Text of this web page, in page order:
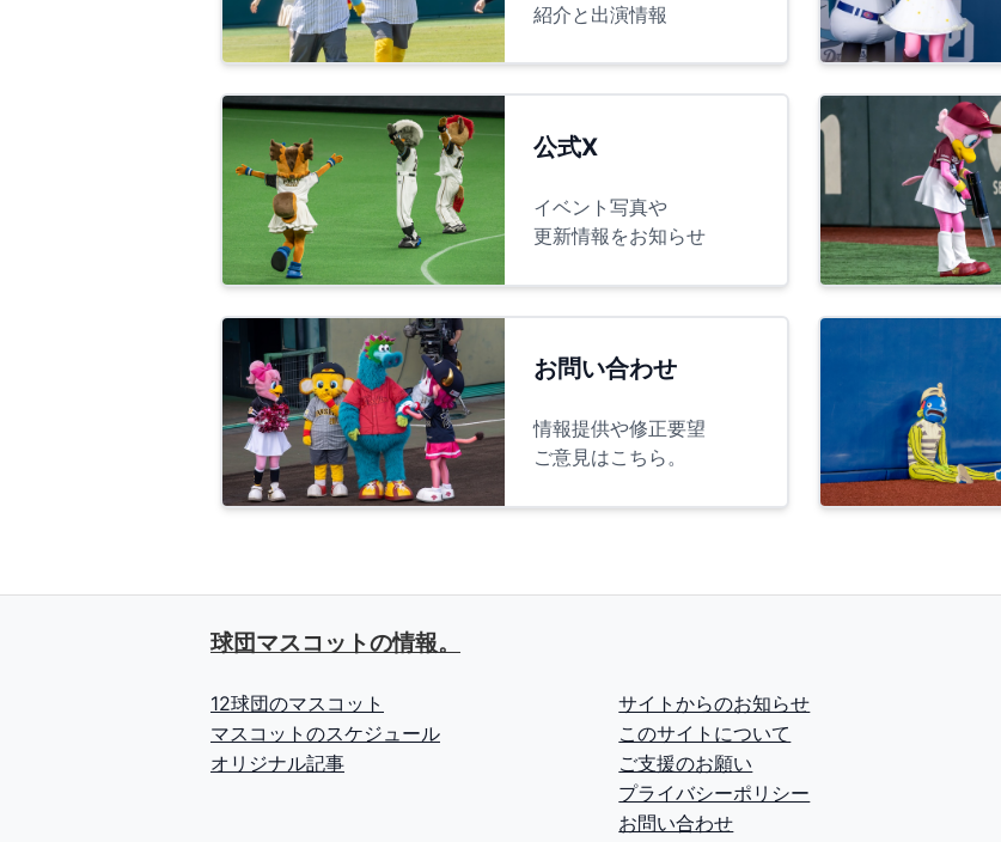
紹介と出演情報
公式X
イベント写真や
更新情報をお知らせ
お問い合わせ
情報提供や修正要望
ご意見はこちら。
球団マスコットの情報。
12球団のマスコット
マスコットのスケジュール
オリジナル記事
サイトからのお知らせ
このサイトについて
ご支援のお願い
プライバシーポリシー
お問い合わせ